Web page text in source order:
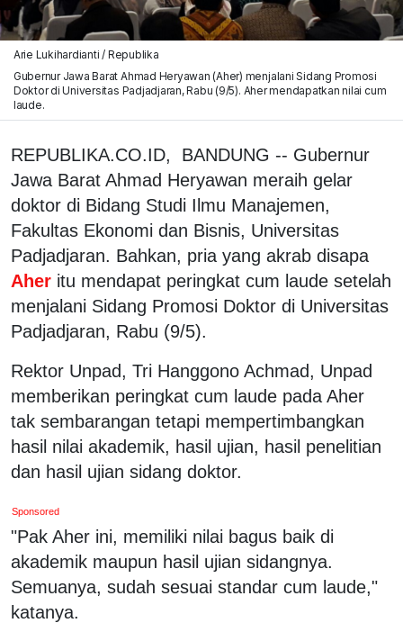
Arie Lukihardianti / Republika
Gubernur Jawa Barat Ahmad Heryawan (Aher) menjalani Sidang Promosi
Doktor di Universitas Padjadjaran, Rabu (9/5). Aher mendapatkan nilai cum
laude.
REPUBLIKA.CO.ID, BANDUNG -- Gubernur
Jawa Barat Ahmad Heryawan meraih gelar
doktor di Bidang Studi Ilmu Manajemen,
Fakultas Ekonomi dan Bisnis, Universitas
Padjadjaran. Bahkan, pria yang akrab disapa
Aher itu mendapat peringkat cum laude setelah
menjalani Sidang Promosi Doktor di Universitas
Padjadjaran, Rabu (9/5).
Rektor Unpad, Tri Hanggono Achmad, Unpad
memberikan peringkat cum laude pada Aher
tak sembarangan tetapi mempertimbangkan
hasil nilai akademik, hasil ujian, hasil penelitian
dan hasil ujian sidang doktor.
Sponsored
"Pak Aher ini, memiliki nilai bagus baik di
akademik maupun hasil ujian sidangnya.
Semuanya, sudah sesuai standar cum laude,"
katanya.